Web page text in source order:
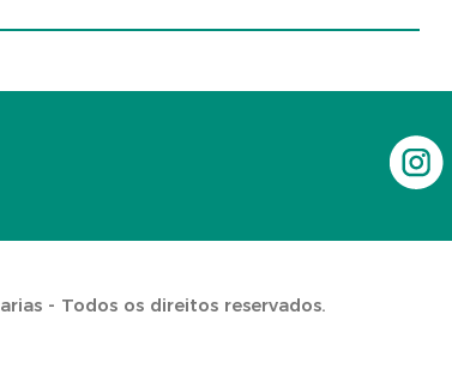
- Todos os direitos reservados.